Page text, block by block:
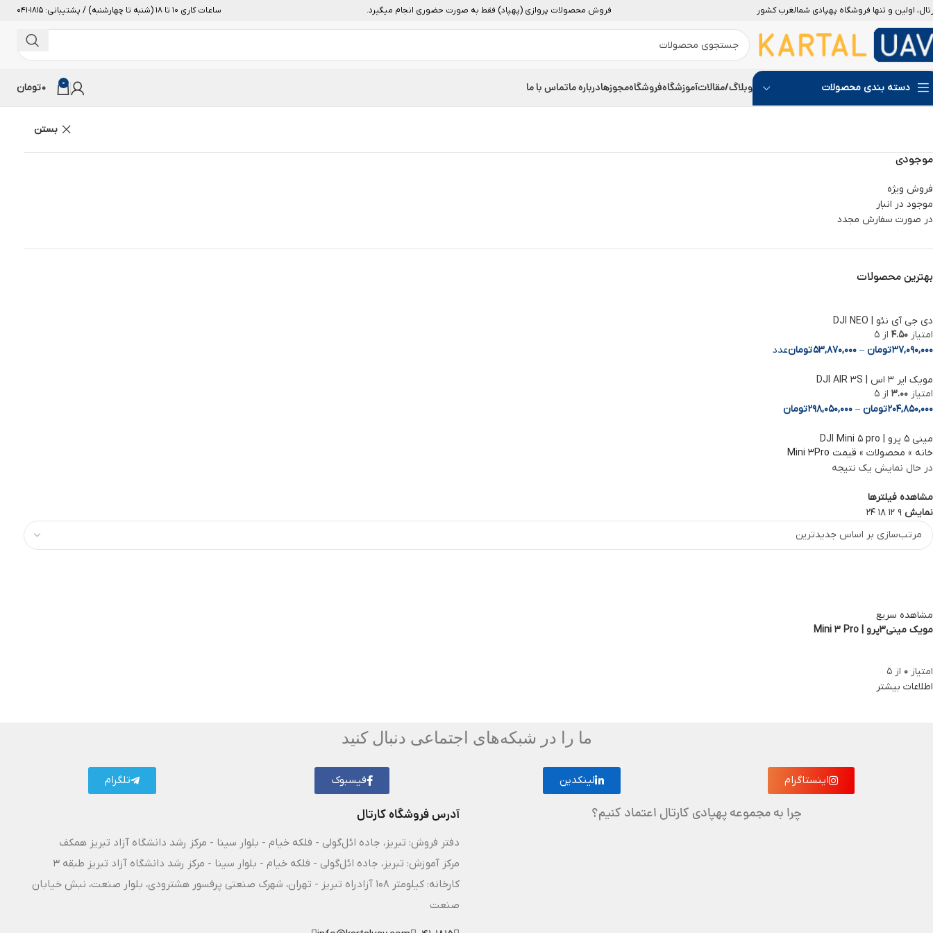
اولین و تنها فروشگاه پهپادی شمالغرب کشور فروش محصولات پروازی (پهپاد) فقط به صورت حضوری انجام میگیرد. ساعات کاری 10 تا 18 (شنبه تا چهارشنبه) / پشتیبانی: 1815-041
دسته بندی محصولات وبلاگ/مقالاتآموزشگاهفروشگاهمجوزهادرباره ماتماس با ما 0
0تومان
بستن
موجودی
فروش ویژه
موجود در انبار
در صورت سفارش مجدد
بهترین محصولات
دی جی آی نئو | DJI NEO
امتیاز 4.50 از 5
37,090,000تومان –
53,870,000تومانعدد
مویک ایر 3 اس | DJI AIR 3S
امتیاز 3.00 از 5
204,850,000تومان –
298,050,000تومان
مینی ۵ پرو | DJI Mini ۵ pro
خانه » محصولات » قیمت Mini 3Pro
در حال نمایش یک نتیجه
مشاهده فیلترها
نمایش 9
12
18
24
مشاهده سریع
مویک مینی3پرو | Mini 3 Pro
امتیاز 0 از 5
اطلاعات بیشتر
ما را در شبکه‌های اجتماعی دنبال کنید
اینستاگرام لینکدین فیسبوک تلگرام
چرا به مجموعه پهپادی کارتال اعتماد کنیم؟ آدرس فروشگاه کارتال
دفتر فروش: تبریز، جاده ائل‌گولی - فلکه خیام - بلوار سینا - مرکز رشد دانشگاه آزاد تبریز همکف
مرکز آموزش: تبریز، جاده ائل‌گولی - فلکه خیام - بلوار سینا - مرکز رشد دانشگاه آزاد تبریز طبقه 3
کارخانه: کیلومتر ۱۰۸ آزادراه تبریز - تهران، شهرک صنعتی پرفسور هشترودی، بلوار صنعت، نبش خیابان
صنعت
Facebook
linkedin
WhatsApp